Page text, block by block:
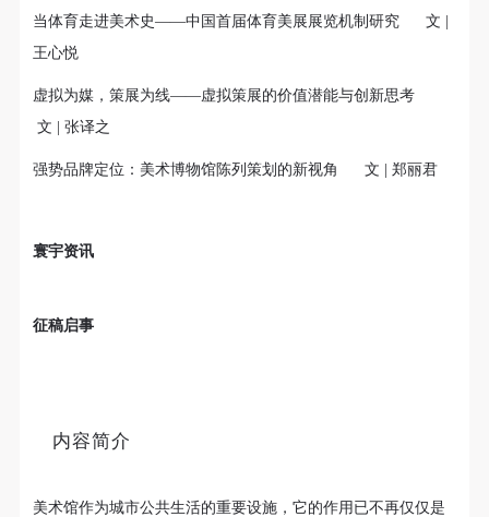
当体育走进美术史——中国首届体育美展展览机制研究 文 |
王心悦
虚拟为媒，策展为线——虚拟策展的价值潜能与创新思考
文 | 张译之
强势品牌定位：美术博物馆陈列策划的新视角 文 | 郑丽君
寰宇资讯
征稿启事
内容简介
美术馆作为城市公共生活的重要设施，它的作用已不再仅仅是
可使用雅昌艺术网会员账户登录